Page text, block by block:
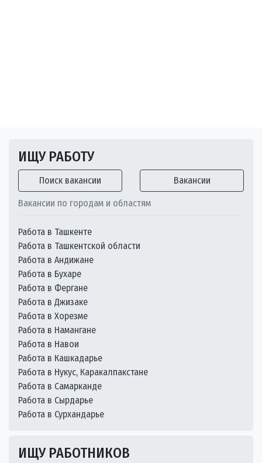
ИЩУ РАБОТУ
Поиск вакансии Вакансии
Вакансии по городам и областям
Работа в Ташкенте
Работа в Ташкентской области
Работа в Андижане
Работа в Бухаре
Работа в Фергане
Работа в Джизаке
Работа в Хорезме
Работа в Намангане
Работа в Навои
Работа в Кашкадарье
Работа в Нукус, Каракалпакстане
Работа в Самарканде
Работа в Сырдарье
Работа в Сурхандарье
ИЩУ РАБОТНИКОВ